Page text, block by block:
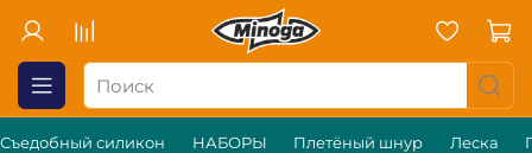
Съедобный силикон НАБОРЫ Плетёный шнур Леска